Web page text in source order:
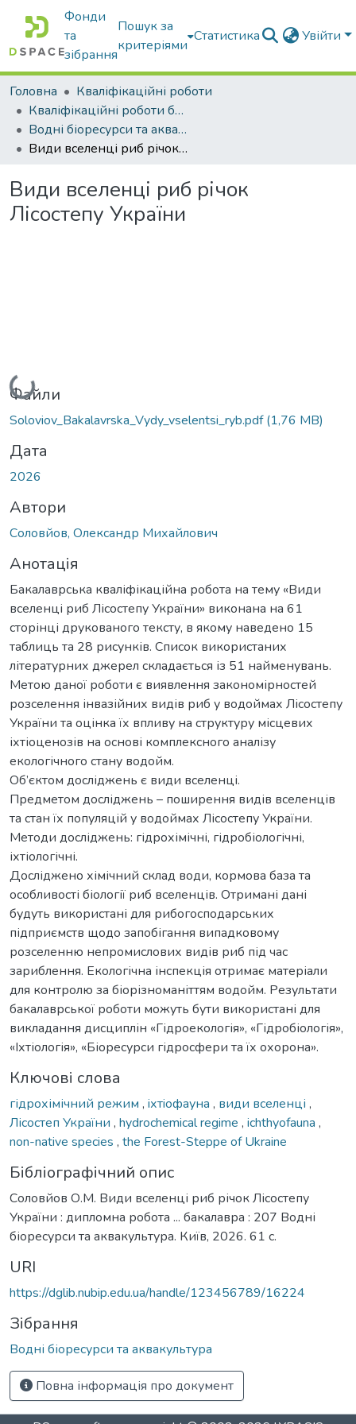
Фонди
та
зібрання
Пошук за
критеріями
Статистика Увійти
Головна
Кваліфікаційні роботи
Кваліфікаційні роботи бакалаврів
Водні біоресурси та аквакультура
Види вселенці риб річок Лісостепу України
Види вселенці риб річок
Лісостепу України
Вантажиться...
Файли
Soloviov_Bakalavrska_Vydy_vselentsi_ryb.pdf(1,76 MB)
Дата
2026
Автори
Соловйов, Олександр Михайлович
Анотація
Бакалаврська кваліфікаційна робота на тему «Види
вселенці риб Лісостепу України» виконана на 61
сторінці друкованого тексту, в якому наведено 15
таблиць та 28 рисунків. Список використаних
літературних джерел складається із 51 найменувань.
Метою даної роботи є виявлення закономірностей
розселення інвазійних видів риб у водоймах Лісостепу
України та оцінка їх впливу на структуру місцевих
іхтіоценозів на основі комплексного аналізу
екологічного стану водойм.
Об’єктом досліджень є види вселенці.
Предметом досліджень – поширення видів вселенців
та стан їх популяцій у водоймах Лісостепу України.
Методи досліджень: гідрохімічні, гідробіологічні,
іхтіологічні.
Досліджено хімічний склад води, кормова база та
особливості біології риб вселенців. Отримані дані
будуть використані для рибогосподарських
підприємств щодо запобігання випадковому
розселенню непромислових видів риб під час
зариблення. Екологічна інспекція отримає матеріали
для контролю за біорізноманіттям водойм. Результати
бакалаврської роботи можуть бути використані для
викладання дисциплін «Гідроекологія», «Гідробіологія»,
«Іхтіологія», «Біоресурси гідросфери та їх охорона».
Ключові слова
гідрохімічний режим , iхтiофaунa , види вселенці ,
Лісостеп України , hydrochemical regime , ichthyofauna ,
non-native species , the Forest-Steppe of Ukraine
Бібліографічний опис
Соловйов О.М. Види вселенці риб річок Лісостепу
України : дипломна робота ... бакалавра : 207 Водні
біоресурси та аквакультура. Київ, 2026. 61 с.
URI
https://dglib.nubip.edu.ua/handle/123456789/16224
Зібрання
Водні біоресурси та аквакультура
Повна інформація про документ